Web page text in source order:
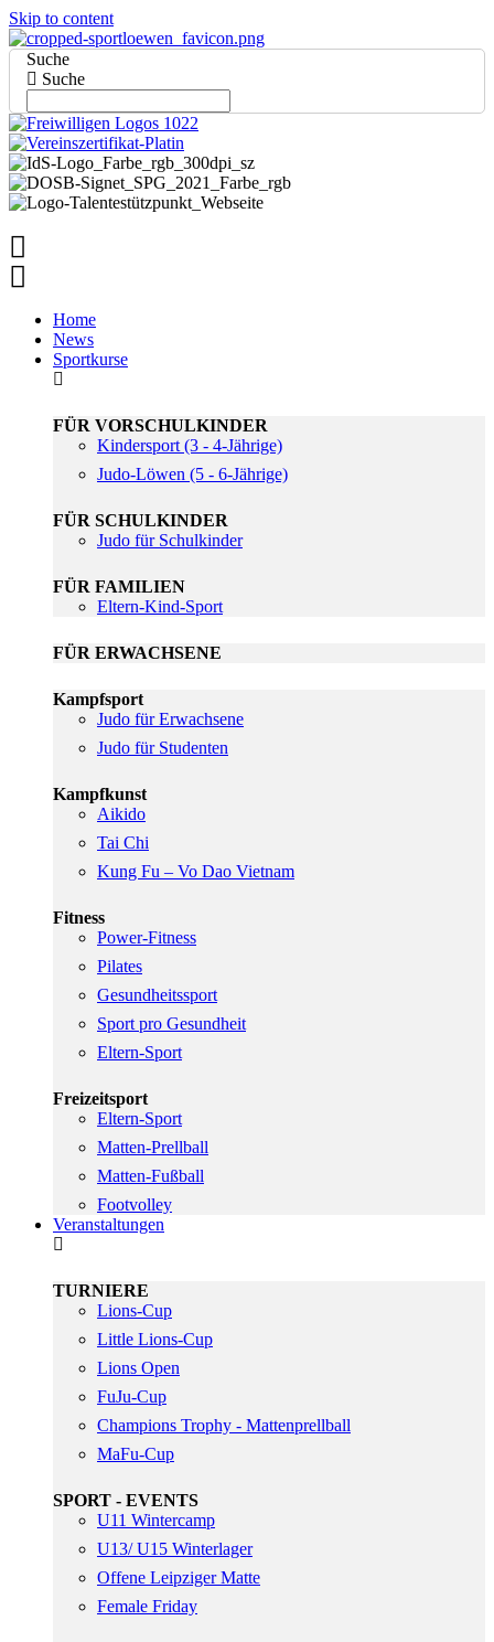
Skip to content
Suche
Suche
Home
News
Sportkurse
FÜR VORSCHULKINDER
Kindersport (3 - 4-Jährige)
Judo-Löwen (5 - 6-Jährige)
FÜR SCHULKINDER
Judo für Schulkinder
FÜR FAMILIEN
Eltern-Kind-Sport
FÜR ERWACHSENE
Kampfsport
Judo für Erwachsene
Judo für Studenten
Kampfkunst
Aikido
Tai Chi
Kung Fu – Vo Dao Vietnam
Fitness
Power-Fitness
Pilates
Gesundheitssport
Sport pro Gesundheit
Eltern-Sport
Freizeitsport
Eltern-Sport
Matten-Prellball
Matten-Fußball
Footvolley
Veranstaltungen
TURNIERE
Lions-Cup
Little Lions-Cup
Lions Open
FuJu-Cup
Champions Trophy - Mattenprellball
MaFu-Cup
SPORT - EVENTS
U11 Wintercamp
U13/ U15 Winterlager
Offene Leipziger Matte
Female Friday